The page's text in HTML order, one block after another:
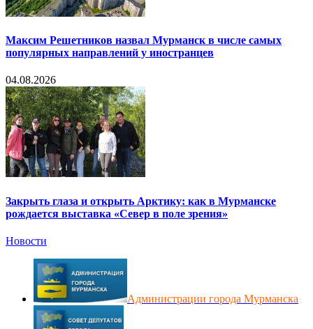
Максим Решетников назвал Мурманск в числе самых
популярных направлений у иностранцев
04.08.2026
Закрыть глаза и открыть Арктику: как в Мурманске
рождается выставка «Север в поле зрения»
Новости
Администрации города Мурманска